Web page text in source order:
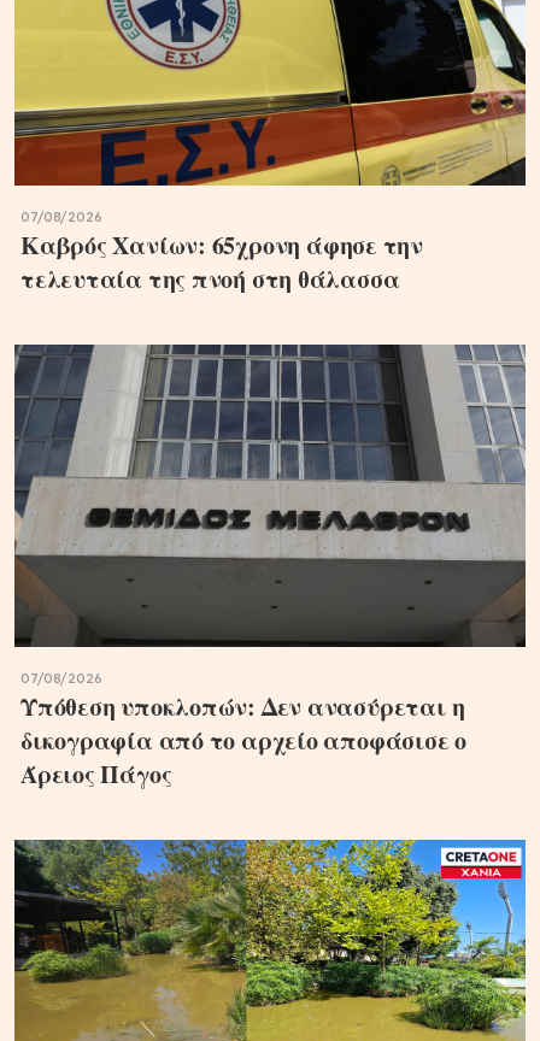
07/08/2026
Καβρός Χανίων: 65χρονη άφησε την
τελευταία της πνοή στη θάλασσα
07/08/2026
Υπόθεση υποκλοπών: Δεν ανασύρεται η
δικογραφία από το αρχείο αποφάσισε ο
Άρειος Πάγος